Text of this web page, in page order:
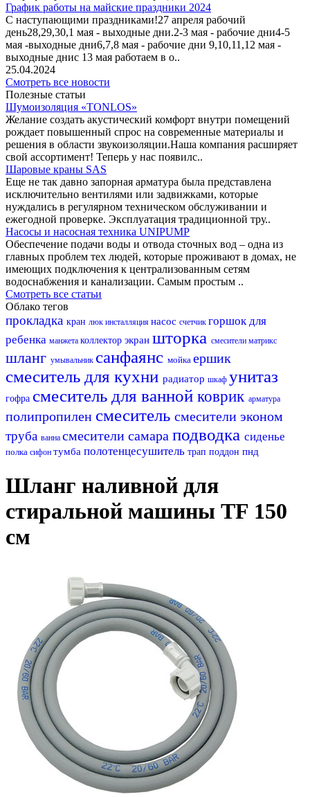
График работы на майские праздники 2024
С наступающими праздниками!27 апреля рабочий
день28,29,30,1 мая - выходные дни.2-3 мая - рабочие дни4-5
мая -выходные дни6,7,8 мая - рабочие дни 9,10,11,12 мая -
выходные днис 13 мая работаем в о..
25.04.2024
Смотреть все новости
Полезные статьи
Шумоизоляция «TONLOS»
Желание создать акустический комфорт внутри помещений
рождает повышенный спрос на современные материалы и
решения в области звукоизоляции.Наша компания расширяет
свой ассортимент! Теперь у нас появилс..
Шаровые краны SAS
Еще не так давно запорная арматура была представлена
исключительно вентилями или задвижками, которые
нуждались в регулярном техническом обслуживании и
ежегодной проверке. Эксплуатация традиционной тру..
Насосы и насосная техника UNIPUMP
Обеспечение подачи воды и отвода сточных вод – одна из
главных проблем тех людей, которые проживают в домах, не
имеющих подключения к централизованным сетям
водоснабжения и канализации. Самым простым ..
Смотреть все статьи
Облако тегов
прокладка кран люк инсталляция насос счетчик горшок для
ребенка манжета коллектор экран шторка смесители матрикс
шланг умывальник санфаянс мойка ершик
смеситель для кухни радиатор шкаф унитаз
гофра смеситель для ванной коврик арматура
полипропилен смеситель смесители эконом
труба ванна смесители самара подводка сиденье
полка сифон тумба полотенцесушитель трап поддон пнд
Шланг наливной для
стиральной машины TF 150
см